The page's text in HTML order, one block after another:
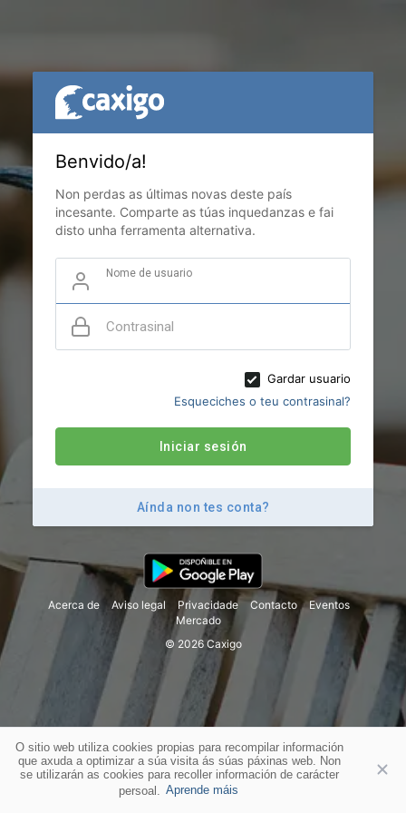
O sitio web utiliza cookies propias para recompilar información
que axuda a optimizar a súa visita ás súas páxinas web. Non
se utilizarán as cookies para recoller información de carácter
persoal.
Aprende máis
Benvido/a!
Non perdas as últimas novas deste país
incesante. Comparte as túas inquedanzas e fai
disto unha ferramenta alternativa.
Nome de usuario
Contrasinal
Gardar usuario
Esqueciches o teu contrasinal?
Iniciar sesión
Aínda non tes conta?
Acerca de Aviso legal Privacidade Contacto
Eventos
Mercado
© 2026 Caxigo